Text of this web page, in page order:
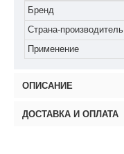
Бренд
Страна-производитель
Применение
ОПИСАНИЕ
ДОСТАВКА И ОПЛАТА